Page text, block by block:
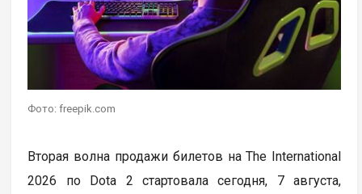
Фото: freepik.com
Вторая волна продажи билетов на The International
2026 по Dota 2 стартовала сегодня, 7 августа,